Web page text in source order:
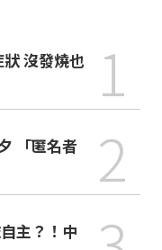
1
「匿名者
2